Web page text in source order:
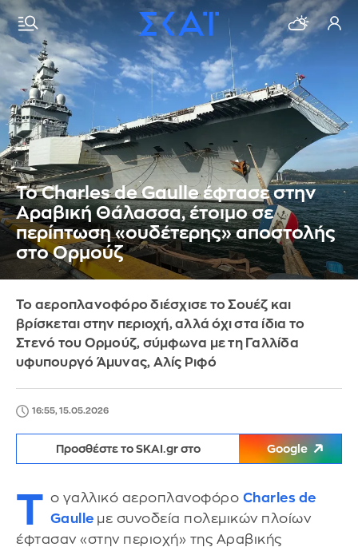
Το Charles de Gaulle έφτασε στην
Αραβική Θάλασσα, έτοιμο σε
περίπτωση «ουδέτερης» αποστολής
στο Ορμούζ
Το αεροπλανοφόρο διέσχισε το Σουέζ και
βρίσκεται στην περιοχή, αλλά όχι στα ίδια το
Στενό του Ορμούζ, σύμφωνα με τη Γαλλίδα
υφυπουργό Άμυνας, Αλίς Ριφό
16:55, 15.05.2026
Προσθέστε το SKAI.gr στο Google
Τ ο γαλλικό αεροπλανοφόρο Charles de
Gaulle με συνοδεία πολεμικών πλοίων
έφτασαν «στην περιοχή» της Αραβικής